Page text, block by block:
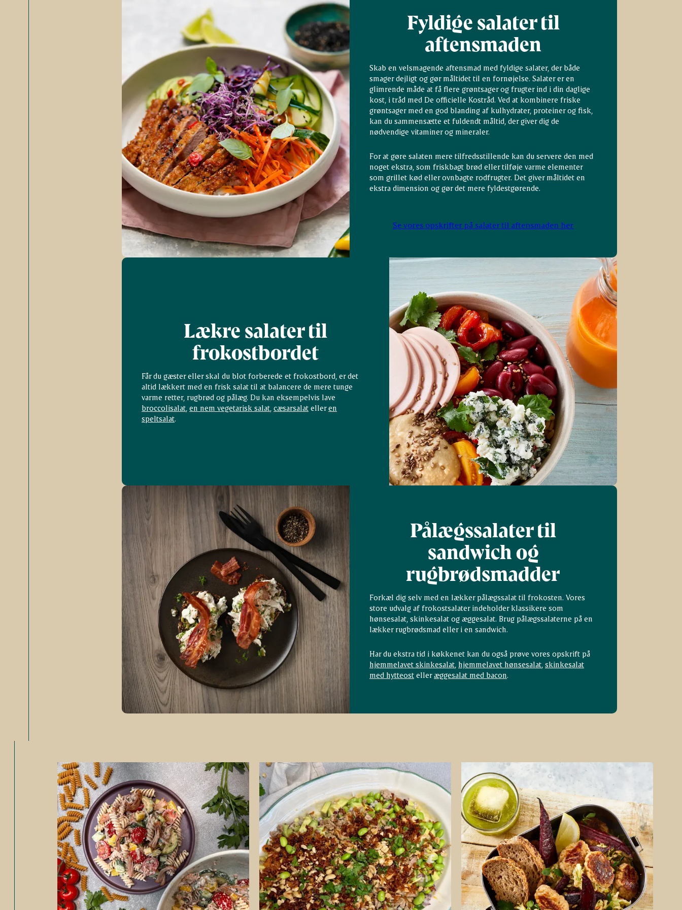
Fyldige salater til
aftensmaden
Skab en velsmagende aftensmad med fyldige salater, der både
smager dejligt og gør måltidet til en fornøjelse. Salater er en
glimrende måde at få flere grøntsager og frugter ind i din daglige
kost, i tråd med De officielle Kostråd. Ved at kombinere friske
grøntsager med en god blanding af kulhydrater, proteiner og fisk,
kan du sammensætte et fuldendt måltid, der giver dig de
nødvendige vitaminer og mineraler.
For at gøre salaten mere tilfredsstillende kan du servere den med
noget ekstra, som friskbagt brød eller tilføje varme elementer
som grillet kød eller ovnbagte rodfrugter. Det giver måltidet en
ekstra dimension og gør det mere fyldestgørende.
Se vores opskrifter på salater til aftensmaden her
Lækre salater til
frokostbordet
Får du gæster eller skal du blot forberede et frokostbord, er det
altid lækkert med en frisk salat til at balancere de mere tunge
varme retter, rugbrød og pålæg. Du kan eksempelvis lave
broccolisalat ,en nem vegetarisk salat ,cæsarsalat elleren
speltsalat.
Pålægssalater til
sandwich og
rugbrødsmadder
Forkæl dig selv med en lækker pålægssalat til frokosten. Vores
store udvalg af frokostsalater indeholder klassikere som
hønsesalat, skinkesalat og æggesalat. Brug pålægssalaterne på en
lækker rugbrødsmad eller i en sandwich.
Har du ekstra tid i køkkenet kan du også prøve vores opskrift på
hjemmelavet skinkesalat, hjemmelavet hønsesalat, skinkesalat
med hytteostelleræggesalat med bacon.